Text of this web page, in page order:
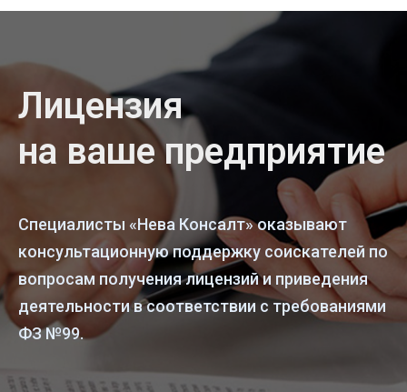
Лицензия
на ваше предприятие
Специалисты «Нева Консалт» оказывают
консультационную поддержку соискателей по
вопросам получения лицензий и приведения
деятельности в соответствии с требованиями
ФЗ №99.